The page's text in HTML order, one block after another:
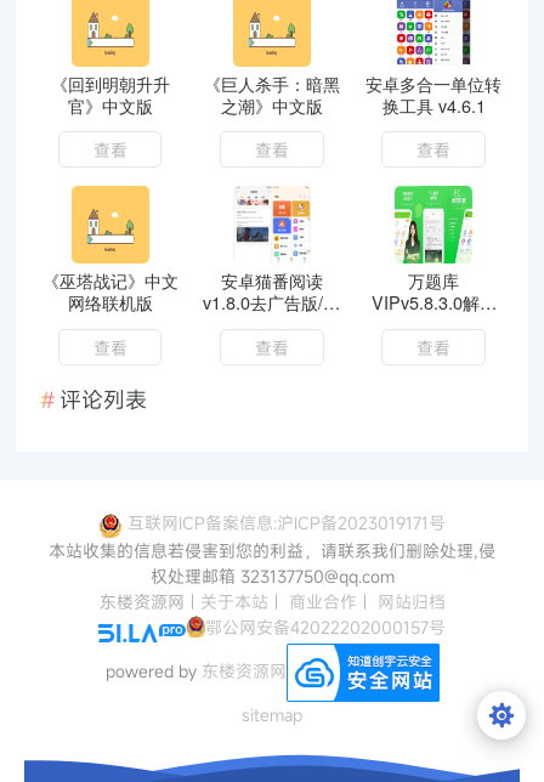
《回到明朝升升
官》中文版
查看
《巨人杀手：暗黑
之潮》中文版
查看
安卓多合一单位转
换工具 v4.6.1
查看
《巫塔战记》中文
网络联机版
查看
安卓猫番阅读
v1.8.0去广告版/小
说漫画多源合一
查看
万题库
VIPv5.8.3.0解锁
VIP会员版职业考
试考研
查看
评论列表
互联网ICP备案信息:沪ICP备2023019171号
本站收集的信息若侵害到您的利益，请联系我们删除处理,侵
权处理邮箱 323137750@qq.com
东楼资源网 | 关于本站 | 商业合作 | 网站归档
鄂公网安备42022202000157号
powered by 东楼资源网
sitemap